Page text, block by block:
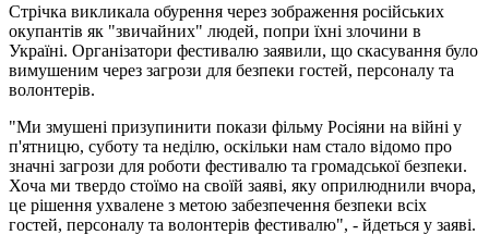
Стрічка викликала обурення через зображення російських
окупантів як "звичайних" людей, попри їхні злочини в
Україні. Організатори фестивалю заявили, що скасування було
вимушеним через загрози для безпеки гостей, персоналу та
волонтерів.
"Ми змушені призупинити покази фільму Росіяни на війні у
п'ятницю, суботу та неділю, оскільки нам стало відомо про
значні загрози для роботи фестивалю та громадської безпеки.
Хоча ми твердо стоїмо на своїй заяві, яку оприлюднили вчора,
це рішення ухвалене з метою забезпечення безпеки всіх
гостей, персоналу та волонтерів фестивалю", - йдеться у заяві.